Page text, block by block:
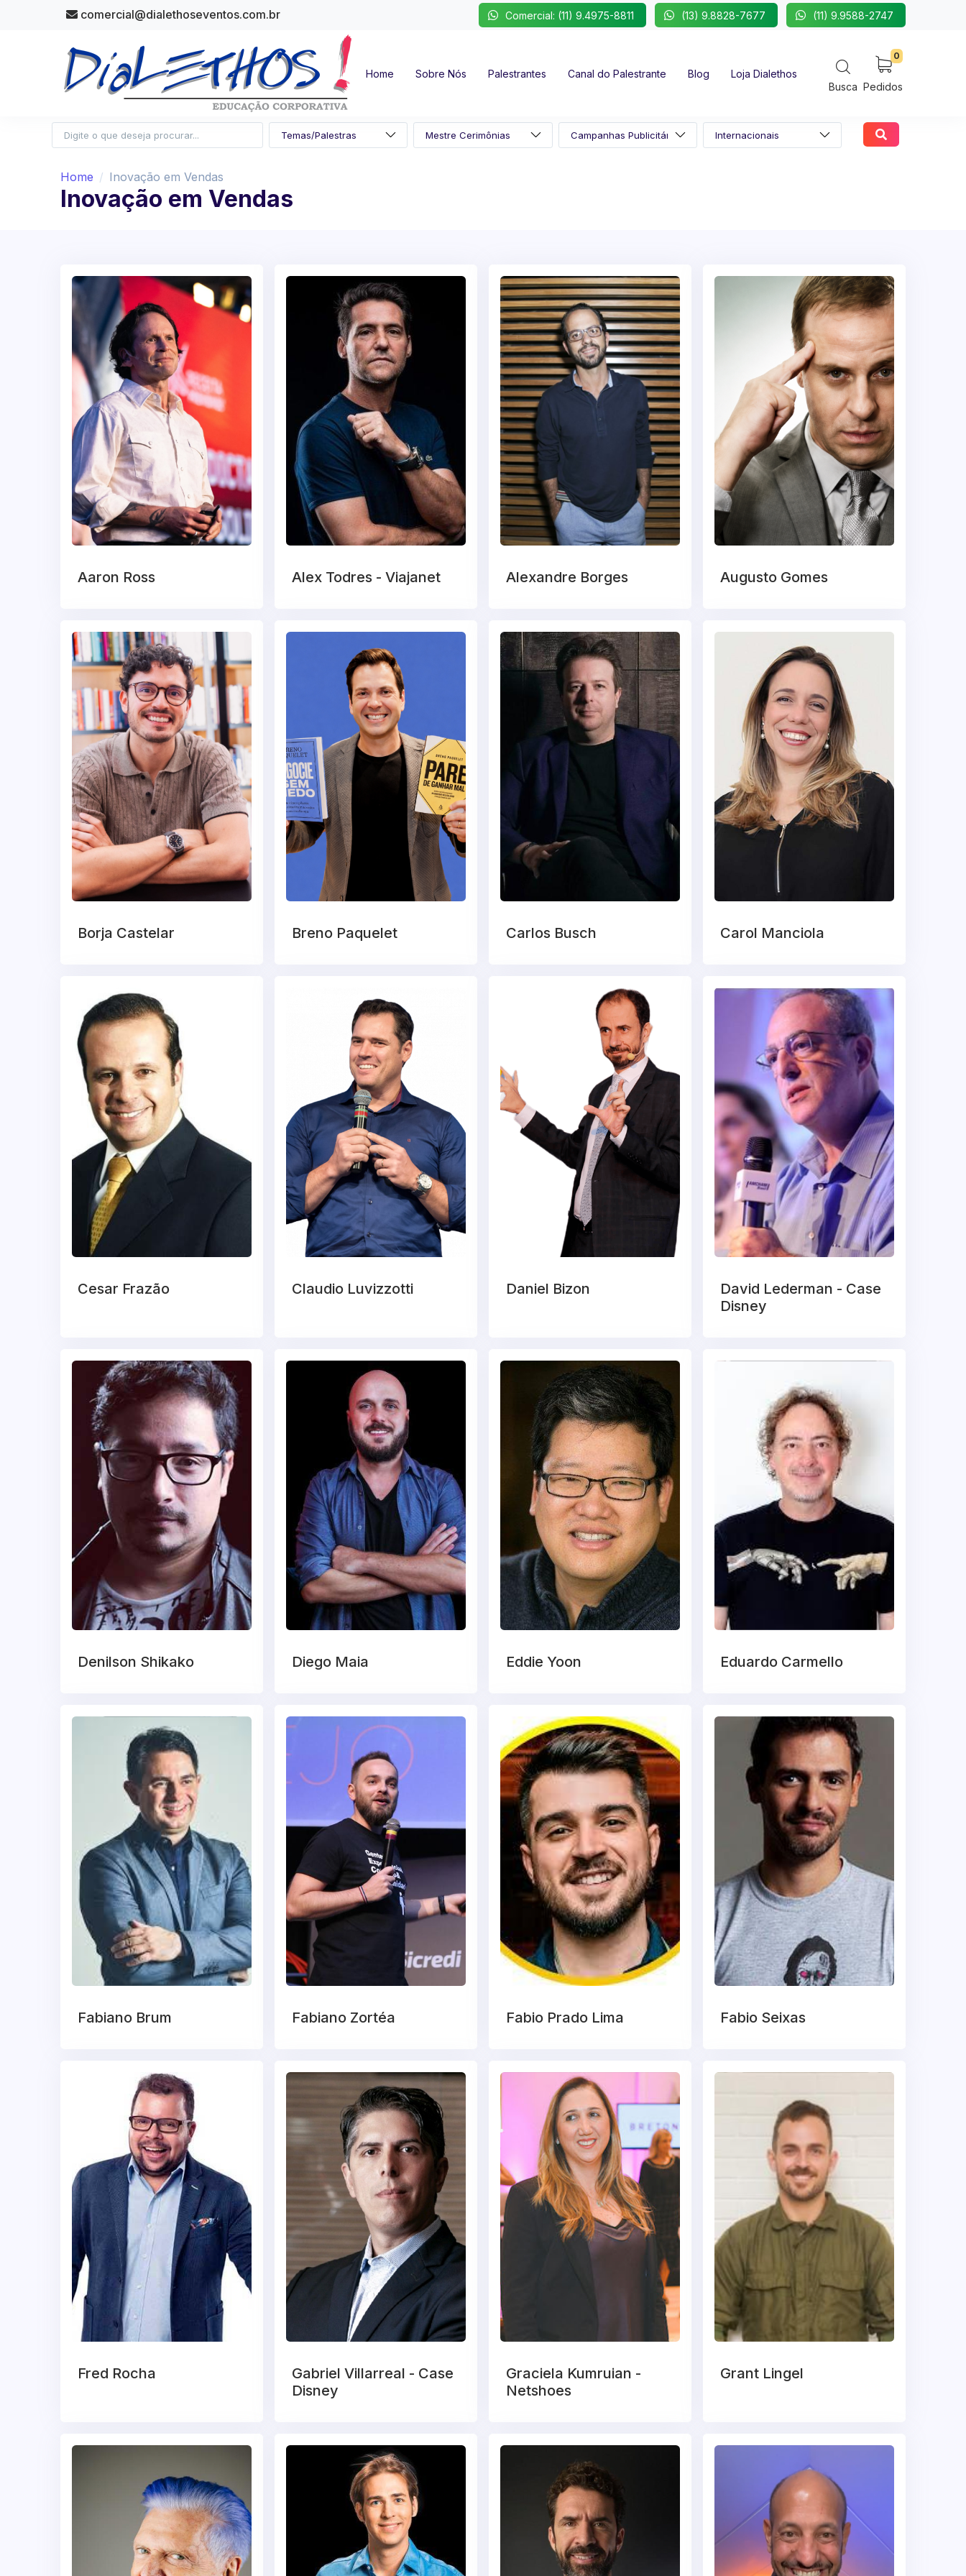
comercial@dialethoseventos.com.br Comercial: (11) 9.4975-8811 (13) 9.8828-7677 (11) 9.9588-2747
Home Sobre Nós Palestrantes Canal do Palestrante Blog
Loja Dialethos
Busca
0
Pedidos
Home Inovação em Vendas
Inovação em Vendas
Aaron Ross Alex Todres - Viajanet Alexandre Borges Augusto Gomes
Borja Castelar Breno Paquelet Carlos Busch Carol Manciola
Cesar Frazão Claudio Luvizzotti Daniel Bizon
David Lederman - Case
Disney
Denilson Shikako Diego Maia Eddie Yoon Eduardo Carmello
Fabiano Brum Fabiano Zortéa Fabio Prado Lima Fabio Seixas
Fred Rocha
Gabriel Villarreal - Case
Disney
Graciela Kumruian -
Netshoes
Grant Lingel